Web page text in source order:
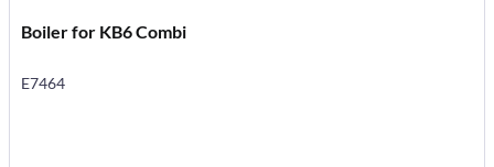
Boiler for KB6 Combi
E7464